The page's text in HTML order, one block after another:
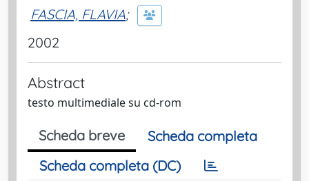
FASCIA, FLAVIA;
2002
Abstract
testo multimediale su cd-rom
Scheda breve
Scheda completa
Scheda completa (DC)